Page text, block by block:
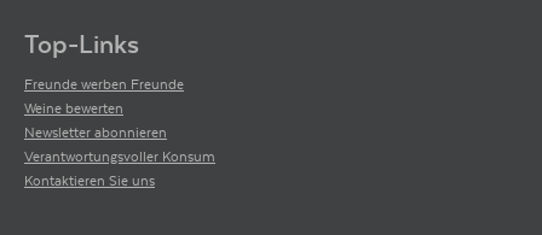
Top-Links
Freunde werben Freunde
Weine bewerten
Newsletter abonnieren
Verantwortungsvoller Konsum
Kontaktieren Sie uns